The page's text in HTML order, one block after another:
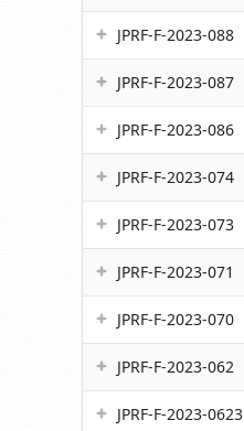
JPRF-F-2023-088
JPRF-F-2023-087
JPRF-F-2023-086
JPRF-F-2023-074
JPRF-F-2023-073
JPRF-F-2023-071
JPRF-F-2023-070
JPRF-F-2023-062
JPRF-F-2023-0623